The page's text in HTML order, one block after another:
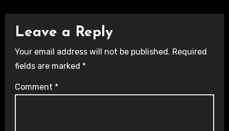
Leave a Reply
Your email address will not be published. Required
fields are marked *
Comment *